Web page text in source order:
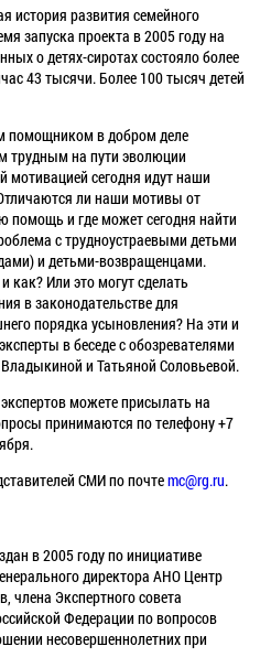
история развития семейного
запуска проекта в 2005 году на
о детях-сиротах состояло более
43 тысячи. Более 100 тысяч детей
помощником в добром деле
трудным на пути эволюции
мотивацией сегодня идут наши
ли наши мотивы от
помощь и где может сегодня найти
с трудноустраевыми детьми
и детьми-возвращенцами.
как? Или это могут сделать
в законодательстве для
порядка усыновления? На эти и
в беседе с обозревателями
и Татьяной Соловьевой.
можете присылать на
принимаются по телефону +7
СМИ по почтеmc@rg.ru.
в 2005 году по инициативе
директора АНО Центр
члена Экспертного совета
Федерации по вопросов
несовершеннолетних при